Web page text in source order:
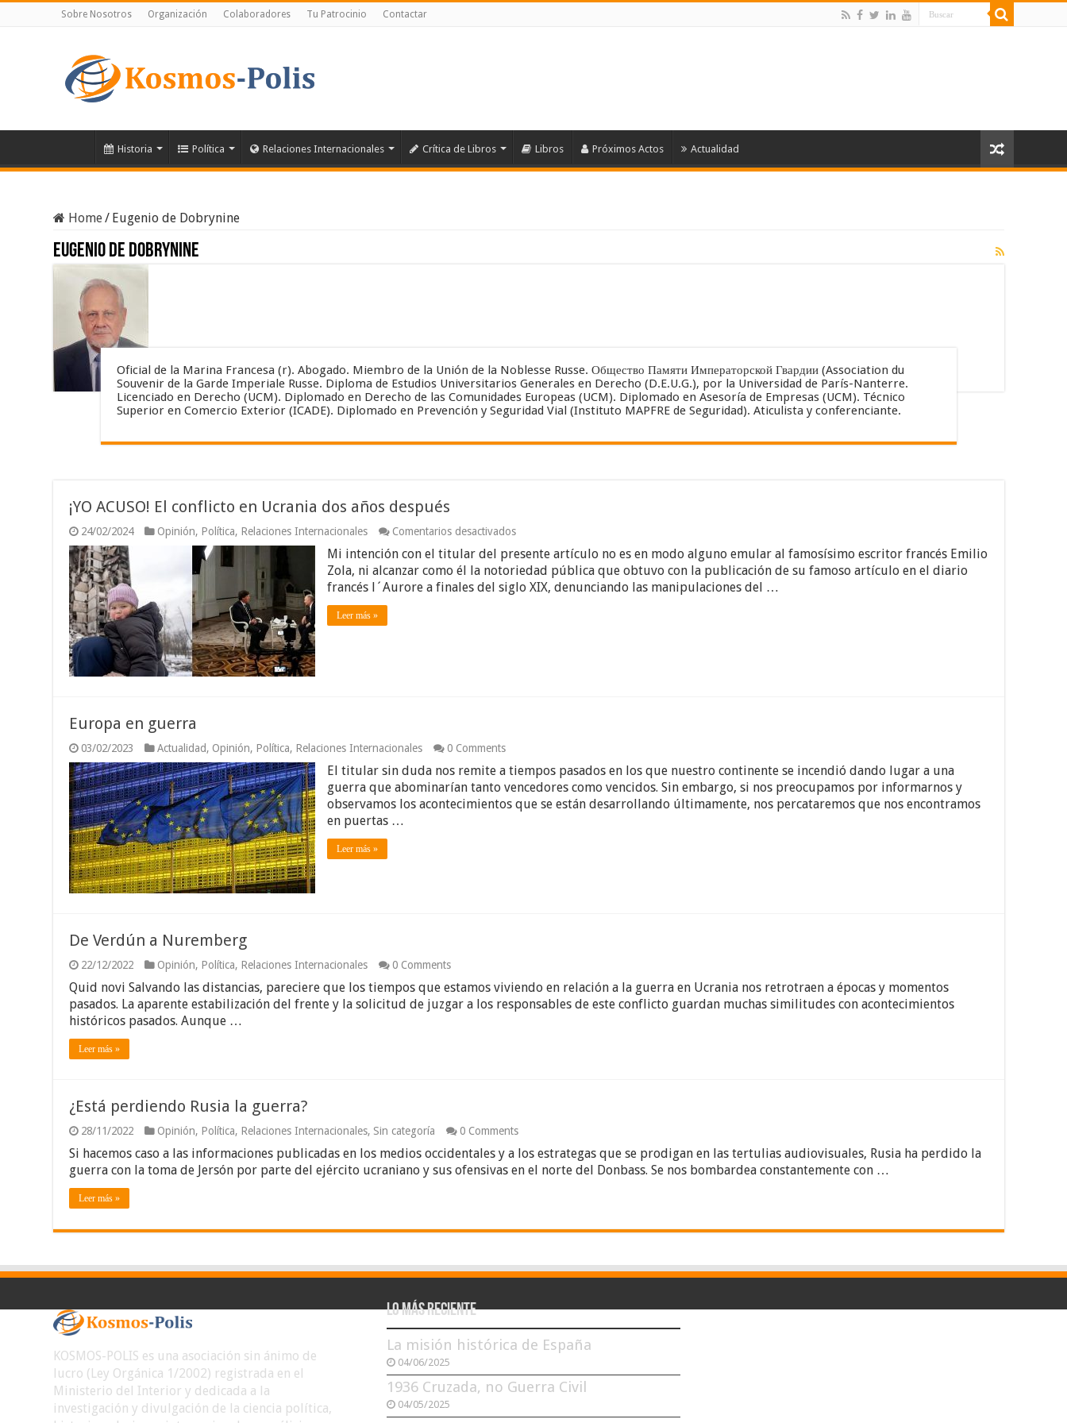
Sobre Nosotros Organización Colaboradores Tu Patrocinio Contactar
Historia Política Relaciones Internacionales Crítica de Libros Libros Próximos Actos Actualidad
Home/ Eugenio de Dobrynine
Eugenio de Dobrynine
Oficial de la Marina Francesa (r). Abogado. Miembro de la Unión de la Noblesse Russe. Общество Памяти Императорской Гвардии (Association du
Souvenir de la Garde Imperiale Russe. Diploma de Estudios Universitarios Generales en Derecho (D.E.U.G.), por la Universidad de París-Nanterre.
Licenciado en Derecho (UCM). Diplomado en Derecho de las Comunidades Europeas (UCM). Diplomado en Asesoría de Empresas (UCM). Técnico
Superior en Comercio Exterior (ICADE). Diplomado en Prevención y Seguridad Vial (Instituto MAPFRE de Seguridad). Aticulista y conferenciante.
¡YO ACUSO! El conflicto en Ucrania dos años después
24/02/2024 Opinión, Política, Relaciones Internacionales Comentarios desactivadosen
ACUSO!
El
conflicto
en
Mi intención con el titular del presente artículo no es en modo alguno emular al famosísimo escritor francés Emilio
Zola, ni alcanzar como él la notoriedad pública que obtuvo con la publicación de su famoso artículo en el diario
francés l´Aurore a finales del siglo XIX, denunciando las manipulaciones del …
Leer más »
Europa en guerra
03/02/2023 Actualidad, Opinión, Política, Relaciones Internacionales 0 Comments
El titular sin duda nos remite a tiempos pasados en los que nuestro continente se incendió dando lugar a una
guerra que abominarían tanto vencedores como vencidos. Sin embargo, si nos preocupamos por informarnos y
observamos los acontecimientos que se están desarrollando últimamente, nos percataremos que nos encontramos
en puertas …
Leer más »
De Verdún a Nuremberg
22/12/2022 Opinión, Política, Relaciones Internacionales 0 Comments
Quid novi Salvando las distancias, pareciere que los tiempos que estamos viviendo en relación a la guerra en Ucrania nos retrotraen a épocas y momentos
pasados. La aparente estabilización del frente y la solicitud de juzgar a los responsables de este conflicto guardan muchas similitudes con acontecimientos
históricos pasados. Aunque …
Leer más »
¿Está perdiendo Rusia la guerra?
28/11/2022 Opinión, Política, Relaciones Internacionales, Sin categoría 0 Comments
Si hacemos caso a las informaciones publicadas en los medios occidentales y a los estrategas que se prodigan en las tertulias audiovisuales, Rusia ha perdido la
guerra con la toma de Jersón por parte del ejército ucraniano y sus ofensivas en el norte del Donbass. Se nos bombardea constantemente con …
Leer más »
KOSMOS-POLIS es una asociación sin ánimo de
lucro (Ley Orgánica 1/2002) registrada en el
Ministerio del Interior y dedicada a la
investigación y divulgación de la ciencia política,
Lo más reciente
La misión histórica de España
04/06/2025
1936 Cruzada, no Guerra Civil
04/05/2025